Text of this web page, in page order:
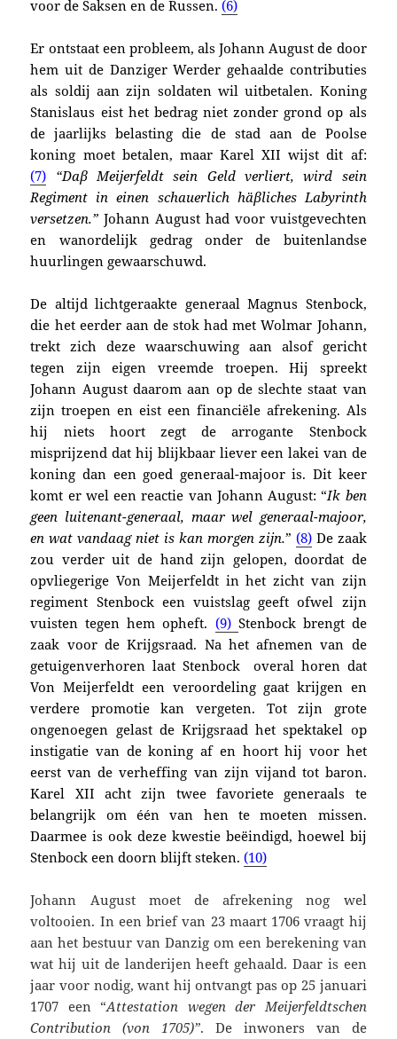
voor de Saksen en de Russen. (6)
Er ontstaat een probleem, als Johann August de door
hem uit de Danziger Werder gehaalde contributies
als soldij aan zijn soldaten wil uitbetalen. Koning
Stanislaus eist het bedrag niet zonder grond op als
de jaarlijks belasting die de stad aan de Poolse
koning moet betalen, maar Karel XII wijst dit af:
(7) “Daβ Meijerfeldt sein Geld verliert, wird sein
Regiment in einen schauerlich häβliches Labyrinth
versetzen.”Johann August had voor vuistgevechten
en wanordelijk gedrag onder de buitenlandse
huurlingen gewaarschuwd.
De altijd lichtgeraakte generaal Magnus Stenbock,
die het eerder aan de stok had met Wolmar Johann,
trekt zich deze waarschuwing aan alsof gericht
tegen zijn eigen vreemde troepen. Hij spreekt
Johann August daarom aan op de slechte staat van
zijn troepen en eist een financiële afrekening. Als
hij niets hoort zegt de arrogante Stenbock
misprijzend dat hij blijkbaar liever een lakei van de
koning dan een goed generaal-majoor is. Dit keer
komt er wel een reactie van Johann August: “Ik ben
geen luitenant-generaal, maar wel generaal-majoor,
en wat vandaag niet is kan morgen zijn.” (8)De zaak
zou verder uit de hand zijn gelopen, doordat de
opvliegerige Von Meijerfeldt in het zicht van zijn
regiment Stenbock een vuistslag geeft ofwel zijn
vuisten tegen hem opheft. (9) Stenbock brengt de
zaak voor de Krijgsraad. Na het afnemen van de
getuigenverhoren laat Stenbock overal horen dat
Von Meijerfeldt een veroordeling gaat krijgen en
verdere promotie kan vergeten. Tot zijn grote
ongenoegen gelast de Krijgsraad het spektakel op
instigatie van de koning af en hoort hij voor het
eerst van de verheffing van zijn vijand tot baron.
Karel XII acht zijn twee favoriete generaals te
belangrijk om één van hen te moeten missen.
Daarmee is ook deze kwestie beëindigd, hoewel bij
Stenbock een doorn blijft steken.(10)
Johann August moet de afrekening nog wel
voltooien. In een brief van 23 maart 1706 vraagt hij
aan het bestuur van Danzig om een berekening van
wat hij uit de landerijen heeft gehaald. Daar is een
jaar voor nodig, want hij ontvangt pas op 25 januari
1707 een “Attestation wegen der Meijerfeldtschen
Contribution (von 1705)”. De inwoners van de